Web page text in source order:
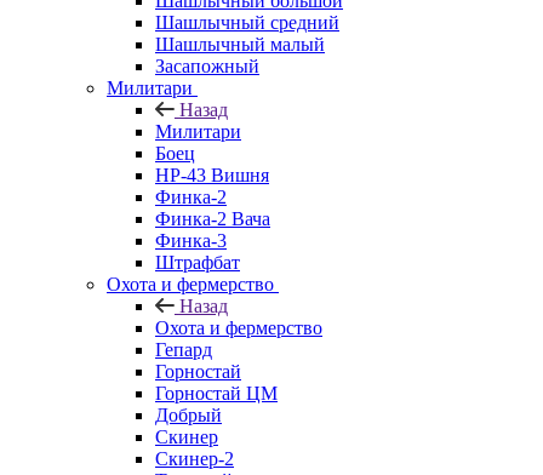
Шашлычный средний
Шашлычный малый
Засапожный
Милитари
Назад
Милитари
Боец
НР-43 Вишня
Финка-2
Финка-2 Вача
Финка-3
Штрафбат
Охота и фермерство
Назад
Охота и фермерство
Гепард
Горностай
Горностай ЦМ
Добрый
Скинер
Скинер-2